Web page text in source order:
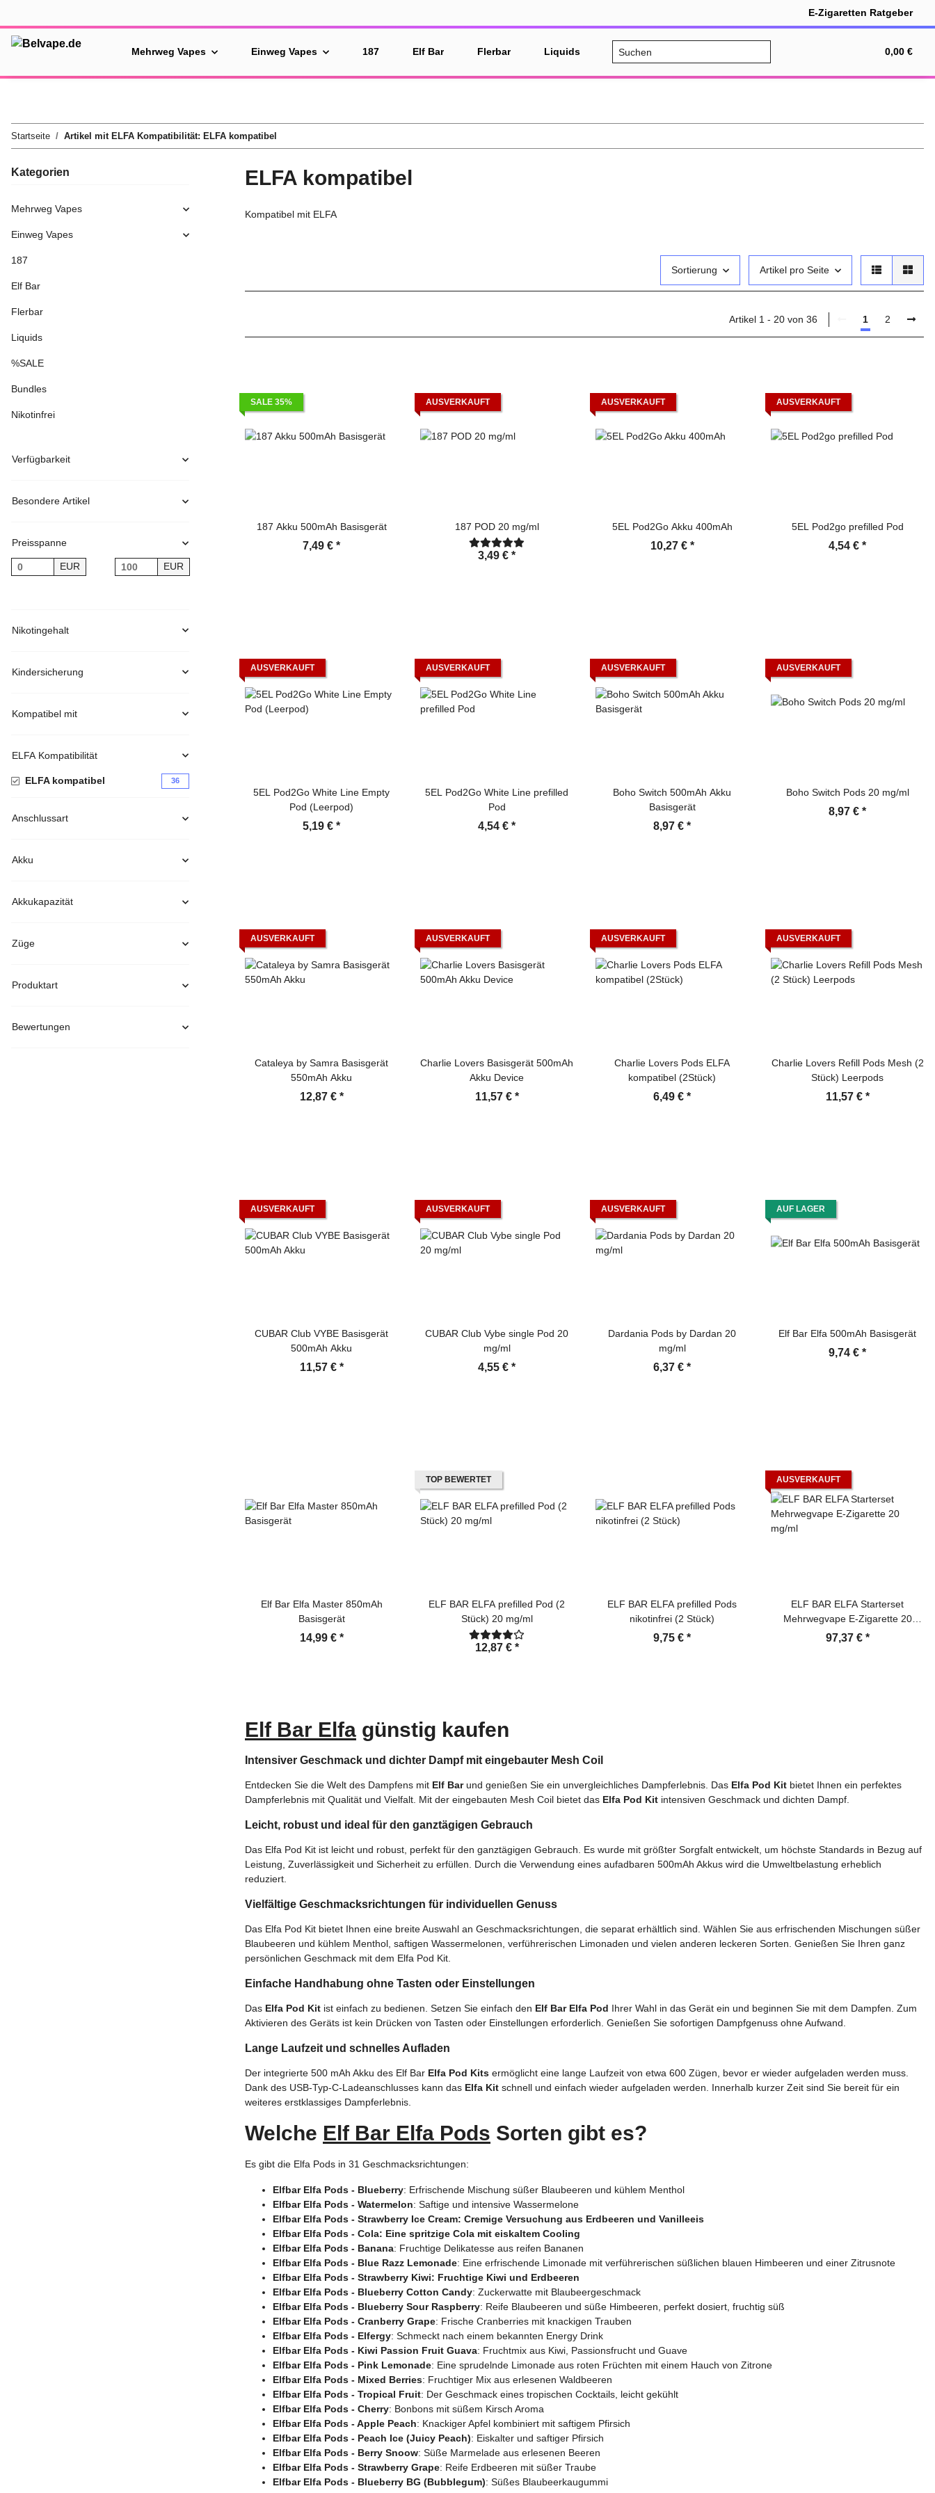
E-Zigaretten Ratgeber
0,00 €
Mehrweg Vapes Einweg Vapes 187 Elf Bar Flerbar Liquids %SALE
Startseite Artikel mit ELFA Kompatibilität: ELFA kompatibel
ELFA kompatibel
Kompatibel mit ELFA
Sortierung Artikel pro Seite
Artikel 1 - 20 von 36 1 2
SALE 35%
187 Akku 500mAh Basisgerät
7,49 € *
AUSVERKAUFT
187 POD 20 mg/ml
3,49 € *
AUSVERKAUFT
5EL Pod2Go Akku 400mAh
10,27 € *
AUSVERKAUFT
5EL Pod2go prefilled Pod
4,54 € *
AUSVERKAUFT
5EL Pod2Go White Line Empty
Pod (Leerpod)
5,19 € *
AUSVERKAUFT
5EL Pod2Go White Line prefilled
Pod
4,54 € *
AUSVERKAUFT
Boho Switch 500mAh Akku
Basisgerät
8,97 € *
AUSVERKAUFT
Boho Switch Pods 20 mg/ml
8,97 € *
AUSVERKAUFT
Cataleya by Samra Basisgerät
550mAh Akku
12,87 € *
AUSVERKAUFT
Charlie Lovers Basisgerät 500mAh
Akku Device
11,57 € *
AUSVERKAUFT
Charlie Lovers Pods ELFA
kompatibel (2Stück)
6,49 € *
AUSVERKAUFT
Charlie Lovers Refill Pods Mesh (2
Stück) Leerpods
11,57 € *
AUSVERKAUFT
CUBAR Club VYBE Basisgerät
500mAh Akku
11,57 € *
AUSVERKAUFT
CUBAR Club Vybe single Pod 20
mg/ml
4,55 € *
AUSVERKAUFT
Dardania Pods by Dardan 20
mg/ml
6,37 € *
AUF LAGER
Elf Bar Elfa 500mAh Basisgerät
9,74 € *
Elf Bar Elfa Master 850mAh
Basisgerät
14,99 € *
TOP BEWERTET
ELF BAR ELFA prefilled Pod (2
Stück) 20 mg/ml
12,87 € *
ELF BAR ELFA prefilled Pods
nikotinfrei (2 Stück)
9,75 € *
AUSVERKAUFT
ELF BAR ELFA Starterset
Mehrwegvape E-Zigarette 20
mg/ml
97,37 € *
Elf Bar Elfa günstig kaufen
Intensiver Geschmack und dichter Dampf mit eingebauter Mesh Coil
Entdecken Sie die Welt des Dampfens mit Elf Barund genießen Sie ein unvergleichliches Dampferlebnis. Das Elfa Pod Kit bietet Ihnen ein perfektes
Dampferlebnis mit Qualität und Vielfalt. Mit der eingebauten Mesh Coil bietet das Elfa Pod Kit intensiven Geschmack und dichten Dampf.
Leicht, robust und ideal für den ganztägigen Gebrauch
Das Elfa Pod Kit ist leicht und robust, perfekt für den ganztägigen Gebrauch. Es wurde mit größter Sorgfalt entwickelt, um höchste Standards in Bezug auf
Leistung, Zuverlässigkeit und Sicherheit zu erfüllen. Durch die Verwendung eines aufadbaren 500mAh Akkus wird die Umweltbelastung erheblich
reduziert.
Vielfältige Geschmacksrichtungen für individuellen Genuss
Das Elfa Pod Kit bietet Ihnen eine breite Auswahl an Geschmacksrichtungen, die separat erhältlich sind. Wählen Sie aus erfrischenden Mischungen süßer
Blaubeeren und kühlem Menthol, saftigen Wassermelonen, verführerischen Limonaden und vielen anderen leckeren Sorten. Genießen Sie Ihren ganz
persönlichen Geschmack mit dem Elfa Pod Kit.
Einfache Handhabung ohne Tasten oder Einstellungen
Das Elfa Pod Kit ist einfach zu bedienen. Setzen Sie einfach den Elf Bar Elfa Pod Ihrer Wahl in das Gerät ein und beginnen Sie mit dem Dampfen. Zum
Aktivieren des Geräts ist kein Drücken von Tasten oder Einstellungen erforderlich. Genießen Sie sofortigen Dampfgenuss ohne Aufwand.
Lange Laufzeit und schnelles Aufladen
Der integrierte 500 mAh Akku des Elf Bar Elfa Pod Kits ermöglicht eine lange Laufzeit von etwa 600 Zügen, bevor er wieder aufgeladen werden muss.
Dank des USB-Typ-C-Ladeanschlusses kann das Elfa Kit schnell und einfach wieder aufgeladen werden. Innerhalb kurzer Zeit sind Sie bereit für ein
weiteres erstklassiges Dampferlebnis.
Welche Elf Bar Elfa Pods Sorten gibt es?
Es gibt die Elfa Pods in 31 Geschmacksrichtungen:
Elfbar Elfa Pods - Blueberry: Erfrischende Mischung süßer Blaubeeren und kühlem Menthol
Elfbar Elfa Pods - Watermelon: Saftige und intensive Wassermelone
Elfbar Elfa Pods - Strawberry Ice Cream: Cremige Versuchung aus Erdbeeren und Vanilleeis
Elfbar Elfa Pods - Cola: Eine spritzige Cola mit eiskaltem Cooling
Elfbar Elfa Pods - Banana: Fruchtige Delikatesse aus reifen Bananen
Elfbar Elfa Pods - Blue Razz Lemonade: Eine erfrischende Limonade mit verführerischen süßlichen blauen Himbeeren und einer Zitrusnote
Elfbar Elfa Pods - Strawberry Kiwi: Fruchtige Kiwi und Erdbeeren
Elfbar Elfa Pods - Blueberry Cotton Candy: Zuckerwatte mit Blaubeergeschmack
Elfbar Elfa Pods - Blueberry Sour Raspberry: Reife Blaubeeren und süße Himbeeren, perfekt dosiert, fruchtig süß
Elfbar Elfa Pods - Cranberry Grape: Frische Cranberries mit knackigen Trauben
Elfbar Elfa Pods - Elfergy: Schmeckt nach einem bekannten Energy Drink
Elfbar Elfa Pods - Kiwi Passion Fruit Guava: Fruchtmix aus Kiwi, Passionsfrucht und Guave
Elfbar Elfa Pods - Pink Lemonade: Eine sprudelnde Limonade aus roten Früchten mit einem Hauch von Zitrone
Elfbar Elfa Pods - Mixed Berries: Fruchtiger Mix aus erlesenen Waldbeeren
Elfbar Elfa Pods - Tropical Fruit: Der Geschmack eines tropischen Cocktails, leicht gekühlt
Elfbar Elfa Pods - Cherry: Bonbons mit süßem Kirsch Aroma
Elfbar Elfa Pods - Apple Peach: Knackiger Apfel kombiniert mit saftigem Pfirsich
Elfbar Elfa Pods - Peach Ice (Juicy Peach): Eiskalter und saftiger Pfirsich
Elfbar Elfa Pods - Berry Snoow: Süße Marmelade aus erlesenen Beeren
Elfbar Elfa Pods - Strawberry Grape: Reife Erdbeeren mit süßer Traube
Elfbar Elfa Pods - Blueberry BG (Bubblegum): Süßes Blaubeerkaugummi
Kategorien
Mehrweg Vapes
Einweg Vapes
187
Elf Bar
Flerbar
Liquids
%SALE
Bundles
Nikotinfrei
Verfügbarkeit
Besondere Artikel
Preisspanne
EUR EUR
Nikotingehalt
Kindersicherung
Kompatibel mit
ELFA Kompatibilität
ELFA kompatibel 36
Anschlussart
Akku
Akkukapazität
Züge
Produktart
Bewertungen